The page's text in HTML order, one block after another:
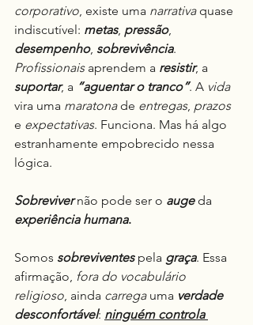
corporativo, existe uma narrativa quase
indiscutível: metas, pressão,
desempenho, sobrevivência.
Profissionais aprendem a resistir, a
suportar, a “aguentar o tranco”. A vida
vira uma maratona de entregas, prazos
e expectativas. Funciona. Mas há algo
estranhamente empobrecido nessa
lógica.
Sobreviver não pode ser o auge da
experiência humana.
Somos sobreviventes pela graça. Essa
afirmação, fora do vocabulário
religioso, ainda carrega uma verdade
desconfortável: ninguém controla